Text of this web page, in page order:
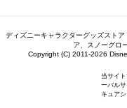
ディズニーキャラクターグッズスト
ア、スノーグロ
Copyright (C) 2011-2026
当サイ
ーバル
キュア